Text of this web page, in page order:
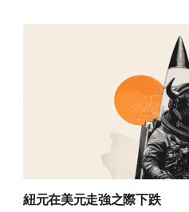
紐元在美元走強之際下跌